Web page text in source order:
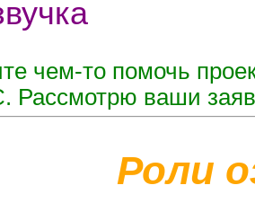
чем-то помочь
Рассмотрю ваши
Роли